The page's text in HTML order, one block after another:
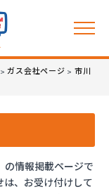
>ガス会社ページ > 市川
の情報掲載ページで
は、お受け付けして